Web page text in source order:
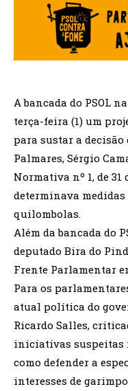
A bancada do PSOL
terça-feira (1) um
para sustar a
Palmares, Sérgio
Normativa nº 1, de 31
determinava medidas
quilombolas.
Além da bancada do
deputado Bira do
Frente Parlamentar
Para os
atual política do
Ricardo Salles,
iniciativas suspeitas
como defender a
interesses de